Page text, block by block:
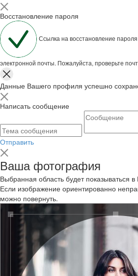
Восстановление пароля
Ссылка на восстановление
электронной почты. Пожалуйста, проверьте
Данные Вашего профиля успешно
Написать сообщение
Отправить
Ваша фотография
Выбранная область будет показываться
Если изображение ориентированно
можно повернуть.